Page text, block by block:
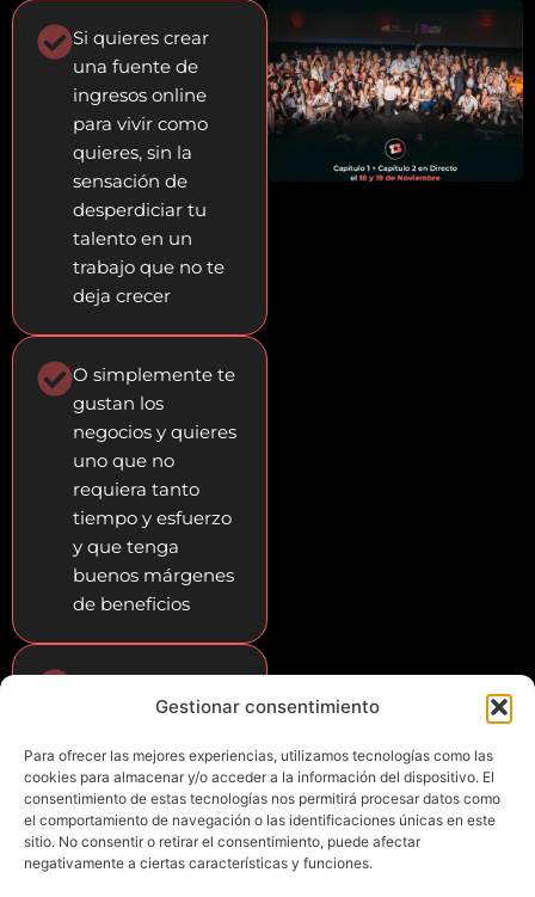
Gestionar consentimiento
Para ofrecer las mejores experiencias, utilizamos tecnologías como las
cookies para almacenar y/o acceder a la información del dispositivo. El
consentimiento de estas tecnologías nos permitirá procesar datos como
el comportamiento de navegación o las identificaciones únicas en este
sitio. No consentir o retirar el consentimiento, puede afectar
negativamente a ciertas características y funciones.
Si quieres crear
una fuente de
ingresos online
para vivir como
quieres, sin la
sensación de
desperdiciar tu
talento en un
trabajo que no te
deja crecer
O simplemente te
gustan los
negocios y quieres
uno que no
requiera tanto
tiempo y esfuerzo
y que tenga
buenos márgenes
de beneficios
Inmobiliario y
sistema de
siempre
Quiero mi plaza